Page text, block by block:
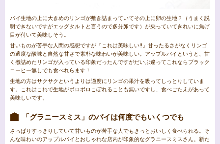
パイ生地の上に大きめのリンゴが敷き詰まっていてその上に卵の生地？（うまく説
明できないですがエッグタルトと言うので多分卵です）が乗っていてきれいに焦げ
目が付いて美味しそう。
甘いものが苦手な人間の感想ですが『これは美味しい!!』甘ったるさがなくリンゴ
の適度な酸味と自然な甘さで素朴な味わいが美味しい。アップルパイというと、甘
く煮詰めたリンゴが入っている印象だったんですがだいぶ違ってこれならブラック
コーヒー無しでも食べれらます！
生地の方はサクサクというよりは適度にリンゴの果汁を吸ってしっとりしていま
す。これはこれで生地がボロボロこぼれることも無いですし、食べごたえがあって
美味しいです。
「グラニースミス」のパイは何度でもいくつでも
さっぱりすっきりしていて甘いものが苦手な人でもきっとおいしく食べられる。そ
んな味わいのアップルパイとおしゃれな店内が印象的なグラニースミスさん。新た